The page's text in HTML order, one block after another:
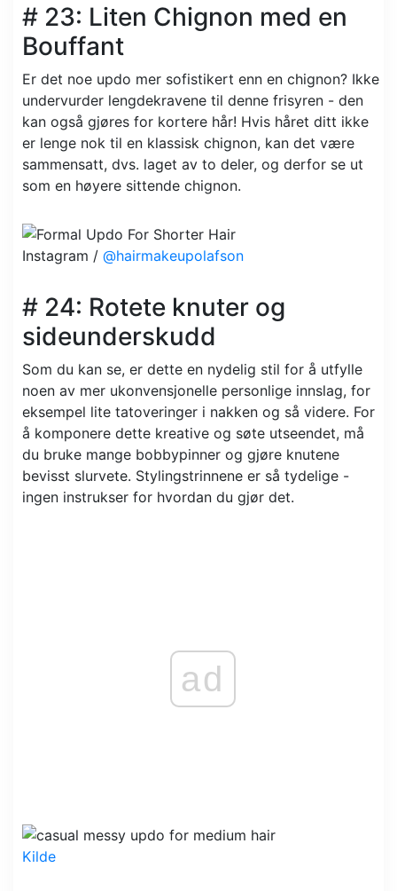
# 23: Liten Chignon med en
Bouffant
Er det noe updo mer sofistikert enn en chignon? Ikke
undervurder lengdekravene til denne frisyren - den
kan også gjøres for kortere hår! Hvis håret ditt ikke
er lenge nok til en klassisk chignon, kan det være
sammensatt, dvs. laget av to deler, og derfor se ut
som en høyere sittende chignon.
Instagram / @hairmakeupolafson
# 24: Rotete knuter og
sideunderskudd
Som du kan se, er dette en nydelig stil for å utfylle
noen av mer ukonvensjonelle personlige innslag, for
eksempel lite tatoveringer i nakken og så videre. For
å komponere dette kreative og søte utseendet, må
du bruke mange bobbypinner og gjøre knutene
bevisst slurvete. Stylingstrinnene er så tydelige -
ingen instrukser for hvordan du gjør det.
ad
Kilde